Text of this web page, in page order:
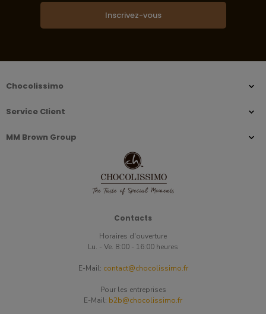
Inscrivez-vous
Chocolissimo
Service Client
MM Brown Group
Contacts
Horaires d'ouverture
Lu. - Ve. 8:00 - 16:00 heures
E-Mail: contact@chocolissimo.fr
Pour les entreprises
E-Mail: b2b@chocolissimo.fr